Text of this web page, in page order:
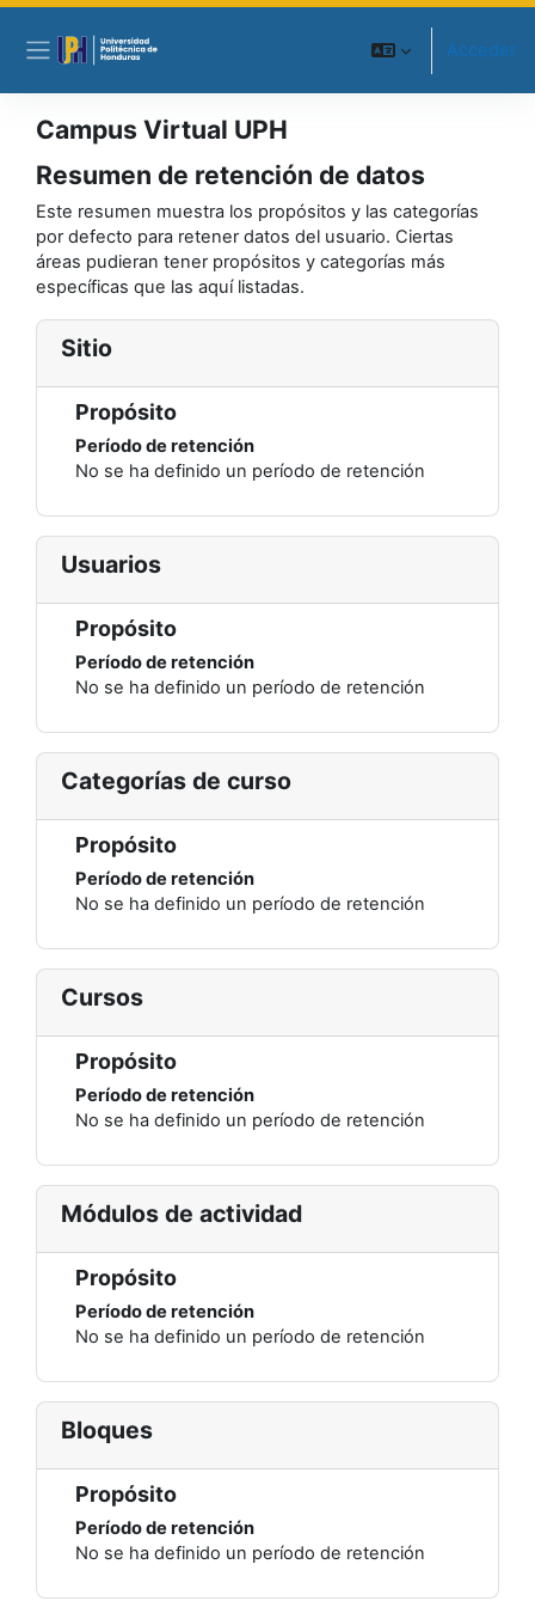
Salta al contenido principal
Panel lateral
Acceder
Campus Virtual UPH
Resumen de retención de datos
Este resumen muestra los propósitos y las categorías
por defecto para retener datos del usuario. Ciertas
áreas pudieran tener propósitos y categorías más
específicas que las aquí listadas.
Sitio
Propósito
Período de retención
No se ha definido un período de retención
Usuarios
Propósito
Período de retención
No se ha definido un período de retención
Categorías de curso
Propósito
Período de retención
No se ha definido un período de retención
Cursos
Propósito
Período de retención
No se ha definido un período de retención
Módulos de actividad
Propósito
Período de retención
No se ha definido un período de retención
Bloques
Propósito
Período de retención
No se ha definido un período de retención